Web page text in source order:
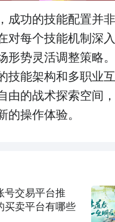
成功的技能配置并
对每个技能机制深
形势灵活调整策略
技能架构和多职业
由的战术探索空间
操作体验。
号交易平台推
买卖平台有哪些